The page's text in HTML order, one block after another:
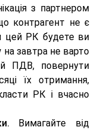
з партнером
контрагент не є
цей РК будете ви
завтра не варто
ПДВ, повернути
їх отримання,
РК і вчасно
Вимагайте від